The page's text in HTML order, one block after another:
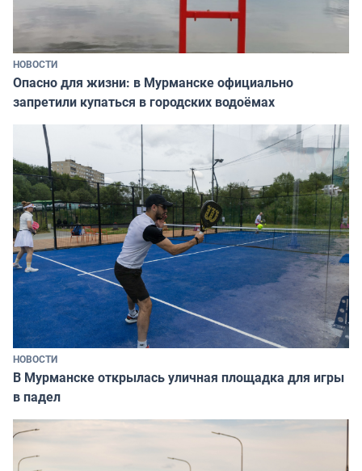
НОВОСТИ
Опасно для жизни: в Мурманске официально
запретили купаться в городских водоёмах
НОВОСТИ
В Мурманске открылась уличная площадка для игры
в падел